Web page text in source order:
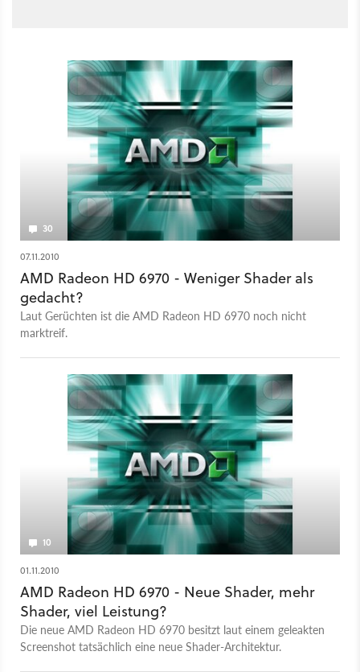
30
07.11.2010
AMD Radeon HD 6970 - Weniger Shader als
gedacht?
Laut Gerüchten ist die AMD Radeon HD 6970 noch nicht
marktreif.
10
01.11.2010
AMD Radeon HD 6970 - Neue Shader, mehr
Shader, viel Leistung?
Die neue AMD Radeon HD 6970 besitzt laut einem geleakten
Screenshot tatsächlich eine neue Shader-Architektur.